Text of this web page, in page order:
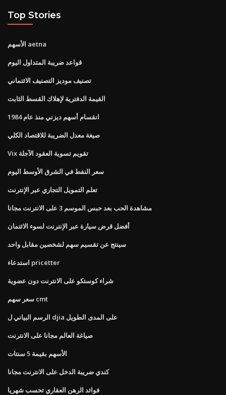
Top Stories
الأسهم aetna
قواعد ضريبة المتداول اليوم
تصنيف موديز التصنيف الائتماني
القيمة الدفترية لإهلاك القسط الثابت
انقسام أسهم ديزني منذ عام 1984
صيغة معدل الضريبة للاقتصاد الكلي
Vix تقويم تسوية العقود الآجلة
سعر النفط في الشرق الأوسط اليوم
تعلم التمويل التجاري عبر الإنترنت
مشاهدة الحب بعد حبس الموسم 3 على الانترنت مجانا
أفضل قرض سيارة عبر الإنترنت لسوء الائتمان
سينتج عن تقسيم سهم لشخصين مقابل واحد
استدعاء pricetter
شراء كوستكو على الانترنت دون عضوية
سعر سهم cmt
الرسم البياني ل djia على المدى الطويل
صياغة العالم مجانا على الانترنت
الأسهم بقيمة 5 سنتات
كندي ضريبة الدخل على الانترنت مجانا
فوائد الرهن العقاري تحسب شهريا